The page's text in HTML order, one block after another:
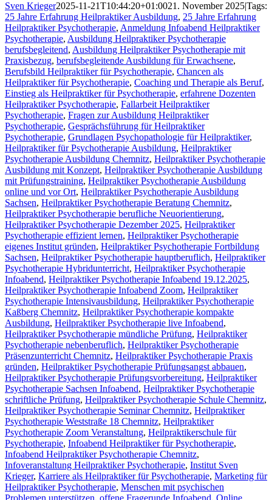
Sven Krieger2025-11-21T10:44:20+01:0021. November 2025|Tags:
25 Jahre Erfahrung Heilpraktiker Ausbildung, 25 Jahre Erfahrung
Heilpraktiker Psychotherapie, Anmeldung Infoabend Heilpraktiker
Psychotherapie, Ausbildung Heilpraktiker Psychotherapie
berufsbegleitend, Ausbildung Heilpraktiker Psychotherapie mit
Praxisbezug, berufsbegleitende Ausbildung für Erwachsene,
Berufsbild Heilpraktiker für Psychotherapie, Chancen als
Heilpraktiker für Psychotherapie, Coaching und Therapie als Beruf,
Einstieg als Heilpraktiker für Psychotherapie, erfahrene Dozenten
Heilpraktiker Psychotherapie, Fallarbeit Heilpraktiker
Psychotherapie, Fragen zur Ausbildung Heilpraktiker
Psychotherapie, Gesprächsführung für Heilpraktiker
Psychotherapie, Grundlagen Psychopathologie für Heilpraktiker,
Heilpraktiker für Psychotherapie Ausbildung, Heilpraktiker
Psychotherapie Ausbildung Chemnitz, Heilpraktiker Psychotherapie
Ausbildung mit Konzept, Heilpraktiker Psychotherapie Ausbildung
mit Prüfungstraining, Heilpraktiker Psychotherapie Ausbildung
online und vor Ort, Heilpraktiker Psychotherapie Ausbildung
Sachsen, Heilpraktiker Psychotherapie Beratung Chemnitz,
Heilpraktiker Psychotherapie berufliche Neuorientierung,
Heilpraktiker Psychotherapie Dezember 2025, Heilpraktiker
Psychotherapie effizient lernen, Heilpraktiker Psychotherapie
eigenes Institut gründen, Heilpraktiker Psychotherapie Fortbildung
Sachsen, Heilpraktiker Psychotherapie hauptberuflich, Heilpraktiker
Psychotherapie Hybridunterricht, Heilpraktiker Psychotherapie
Infoabend, Heilpraktiker Psychotherapie Infoabend 19.12.2025,
Heilpraktiker Psychotherapie Infoabend Zoom, Heilpraktiker
Psychotherapie Intensivausbildung, Heilpraktiker Psychotherapie
Kaßberg Chemnitz, Heilpraktiker Psychotherapie kompakte
Ausbildung, Heilpraktiker Psychotherapie live Infoabend,
Heilpraktiker Psychotherapie mündliche Prüfung, Heilpraktiker
Psychotherapie nebenberuflich, Heilpraktiker Psychotherapie
Präsenzunterricht Chemnitz, Heilpraktiker Psychotherapie Praxis
gründen, Heilpraktiker Psychotherapie Prüfungsangst abbauen,
Heilpraktiker Psychotherapie Prüfungsvorbereitung, Heilpraktiker
Psychotherapie Sachsen Infoabend, Heilpraktiker Psychotherapie
schriftliche Prüfung, Heilpraktiker Psychotherapie Schule Chemnitz,
Heilpraktiker Psychotherapie Seminar Chemnitz, Heilpraktiker
Psychotherapie Weststraße 18 Chemnitz, Heilpraktiker
Psychotherapie Zoom Veranstaltung, Heilpraktikerschule für
Psychotherapie, Infoabend Heilpraktiker für Psychotherapie,
Infoabend Heilpraktiker Psychotherapie Chemnitz,
Infoveranstaltung Heilpraktiker Psychotherapie, Institut Sven
Krieger, Karriere als Heilpraktiker für Psychotherapie, Marketing für
Heilpraktiker Psychotherapie, Menschen mit psychischen